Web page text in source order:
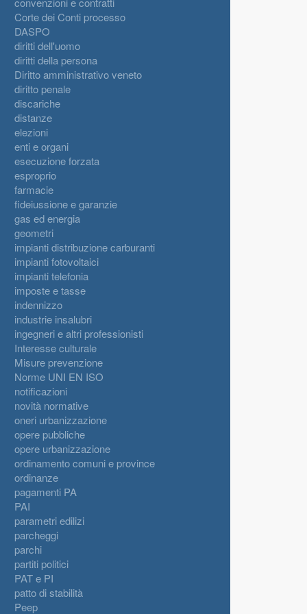
Corte dei Conti processo
DASPO
diritti dell'uomo
diritti della persona
Diritto amministrativo veneto
diritto penale
discariche
distanze
elezioni
enti e organi
esecuzione forzata
esproprio
farmacie
fideiussione e garanzie
gas ed energia
geometri
impianti distribuzione carburanti
impianti fotovoltaici
impianti telefonia
imposte e tasse
indennizzo
industrie insalubri
ingegneri e altri professionisti
Interesse culturale
Misure prevenzione
Norme UNI EN ISO
notificazioni
novità normative
oneri urbanizzazione
opere pubbliche
opere urbanizzazione
ordinamento comuni e province
ordinanze
pagamenti PA
PAI
parametri edilizi
parcheggi
parchi
partiti politici
PAT e PI
patto di stabilità
Peep